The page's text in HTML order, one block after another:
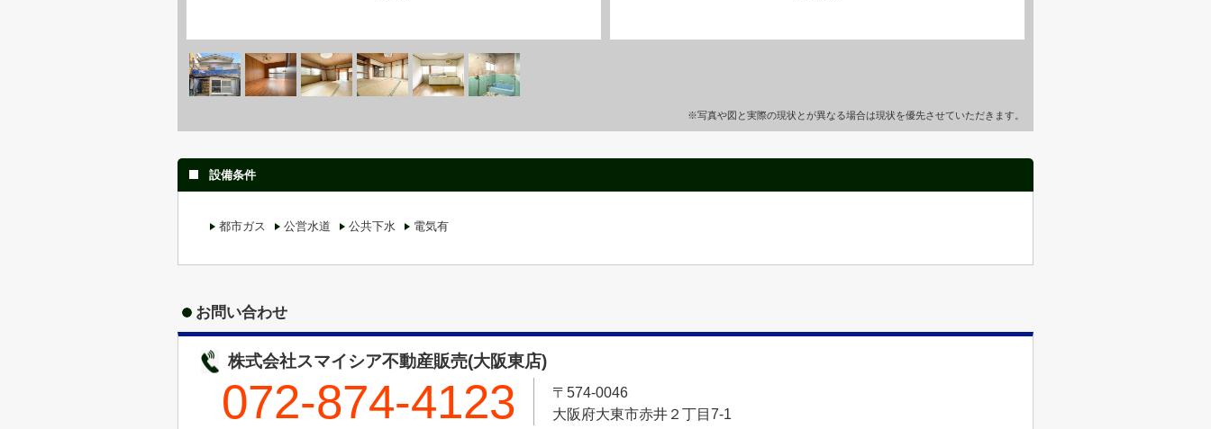
※写真や図と実際の現状とが異なる場合は現状を優先させていただきます。
設備条件
都市ガス 公営水道 公共下水 電気有
お問い合わせ
株式会社スマイシア不動産販売(大阪東店)
072-874-4123
〒574-0046
大阪府大東市赤井２丁目7-1